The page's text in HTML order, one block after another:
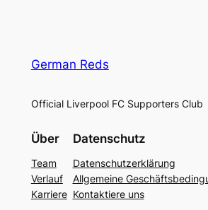
German Reds
Official Liverpool FC Supporters Club
Über
Team
Verlauf
Karriere
Datenschutz
Datenschutzerklärung
Allgemeine
Kontaktiere uns